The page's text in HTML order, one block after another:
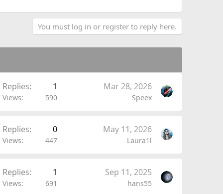
You must log in or register to reply here.
Replies 1
Views 590
Mar 28, 2026
Speex
Replies 0
Views 447
May 11, 2026
Laura1l
Replies 1
Views 691
Sep 11, 2025
hans55